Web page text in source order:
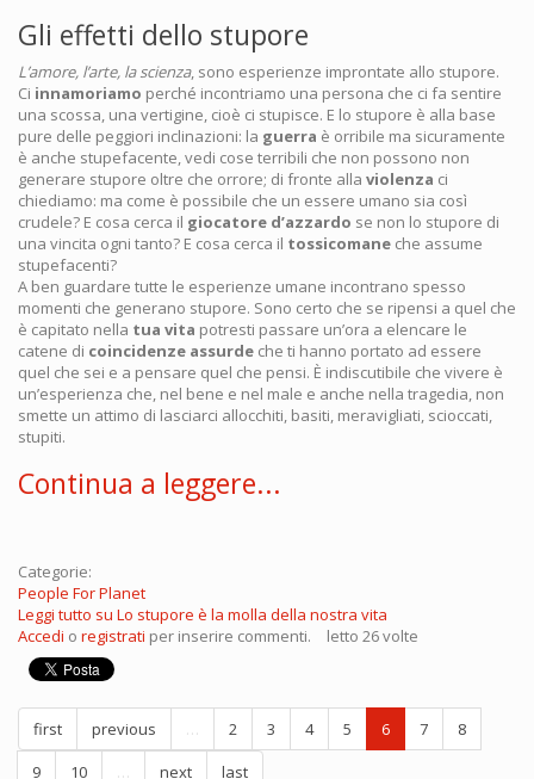
Gli effetti dello stupore
L’amore, l’arte, la scienza, sono esperienze improntate allo stupore.
Ci innamoriamo perché incontriamo una persona che ci fa sentire
una scossa, una vertigine, cioè ci stupisce. E lo stupore è alla base
pure delle peggiori inclinazioni: la guerra è orribile ma sicuramente
è anche stupefacente, vedi cose terribili che non possono non
generare stupore oltre che orrore; di fronte alla violenza ci
chiediamo: ma come è possibile che un essere umano sia così
crudele? E cosa cerca il giocatore d’azzardo se non lo stupore di
una vincita ogni tanto? E cosa cerca il tossicomane che assume
stupefacenti?
A ben guardare tutte le esperienze umane incontrano spesso
momenti che generano stupore. Sono certo che se ripensi a quel che
è capitato nella tua vita potresti passare un’ora a elencare le
catene di coincidenze assurde che ti hanno portato ad essere
quel che sei e a pensare quel che pensi. È indiscutibile che vivere è
un’esperienza che, nel bene e nel male e anche nella tragedia, non
smette un attimo di lasciarci allocchiti, basiti, meravigliati, scioccati,
stupiti.
Continua a leggere...
Categorie:
People For Planet
Leggi tutto su Lo stupore è la molla della nostra vita
Accedi o registrati per inserire commenti. letto 26 volte
first previous … 2 3 4 5 6 7
8
9
10 … next last